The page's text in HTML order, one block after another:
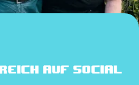
AUF SOCIAL